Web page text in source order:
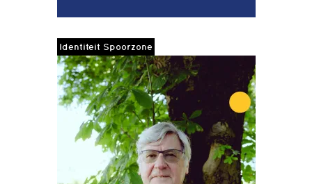
Identiteit Spoorzone